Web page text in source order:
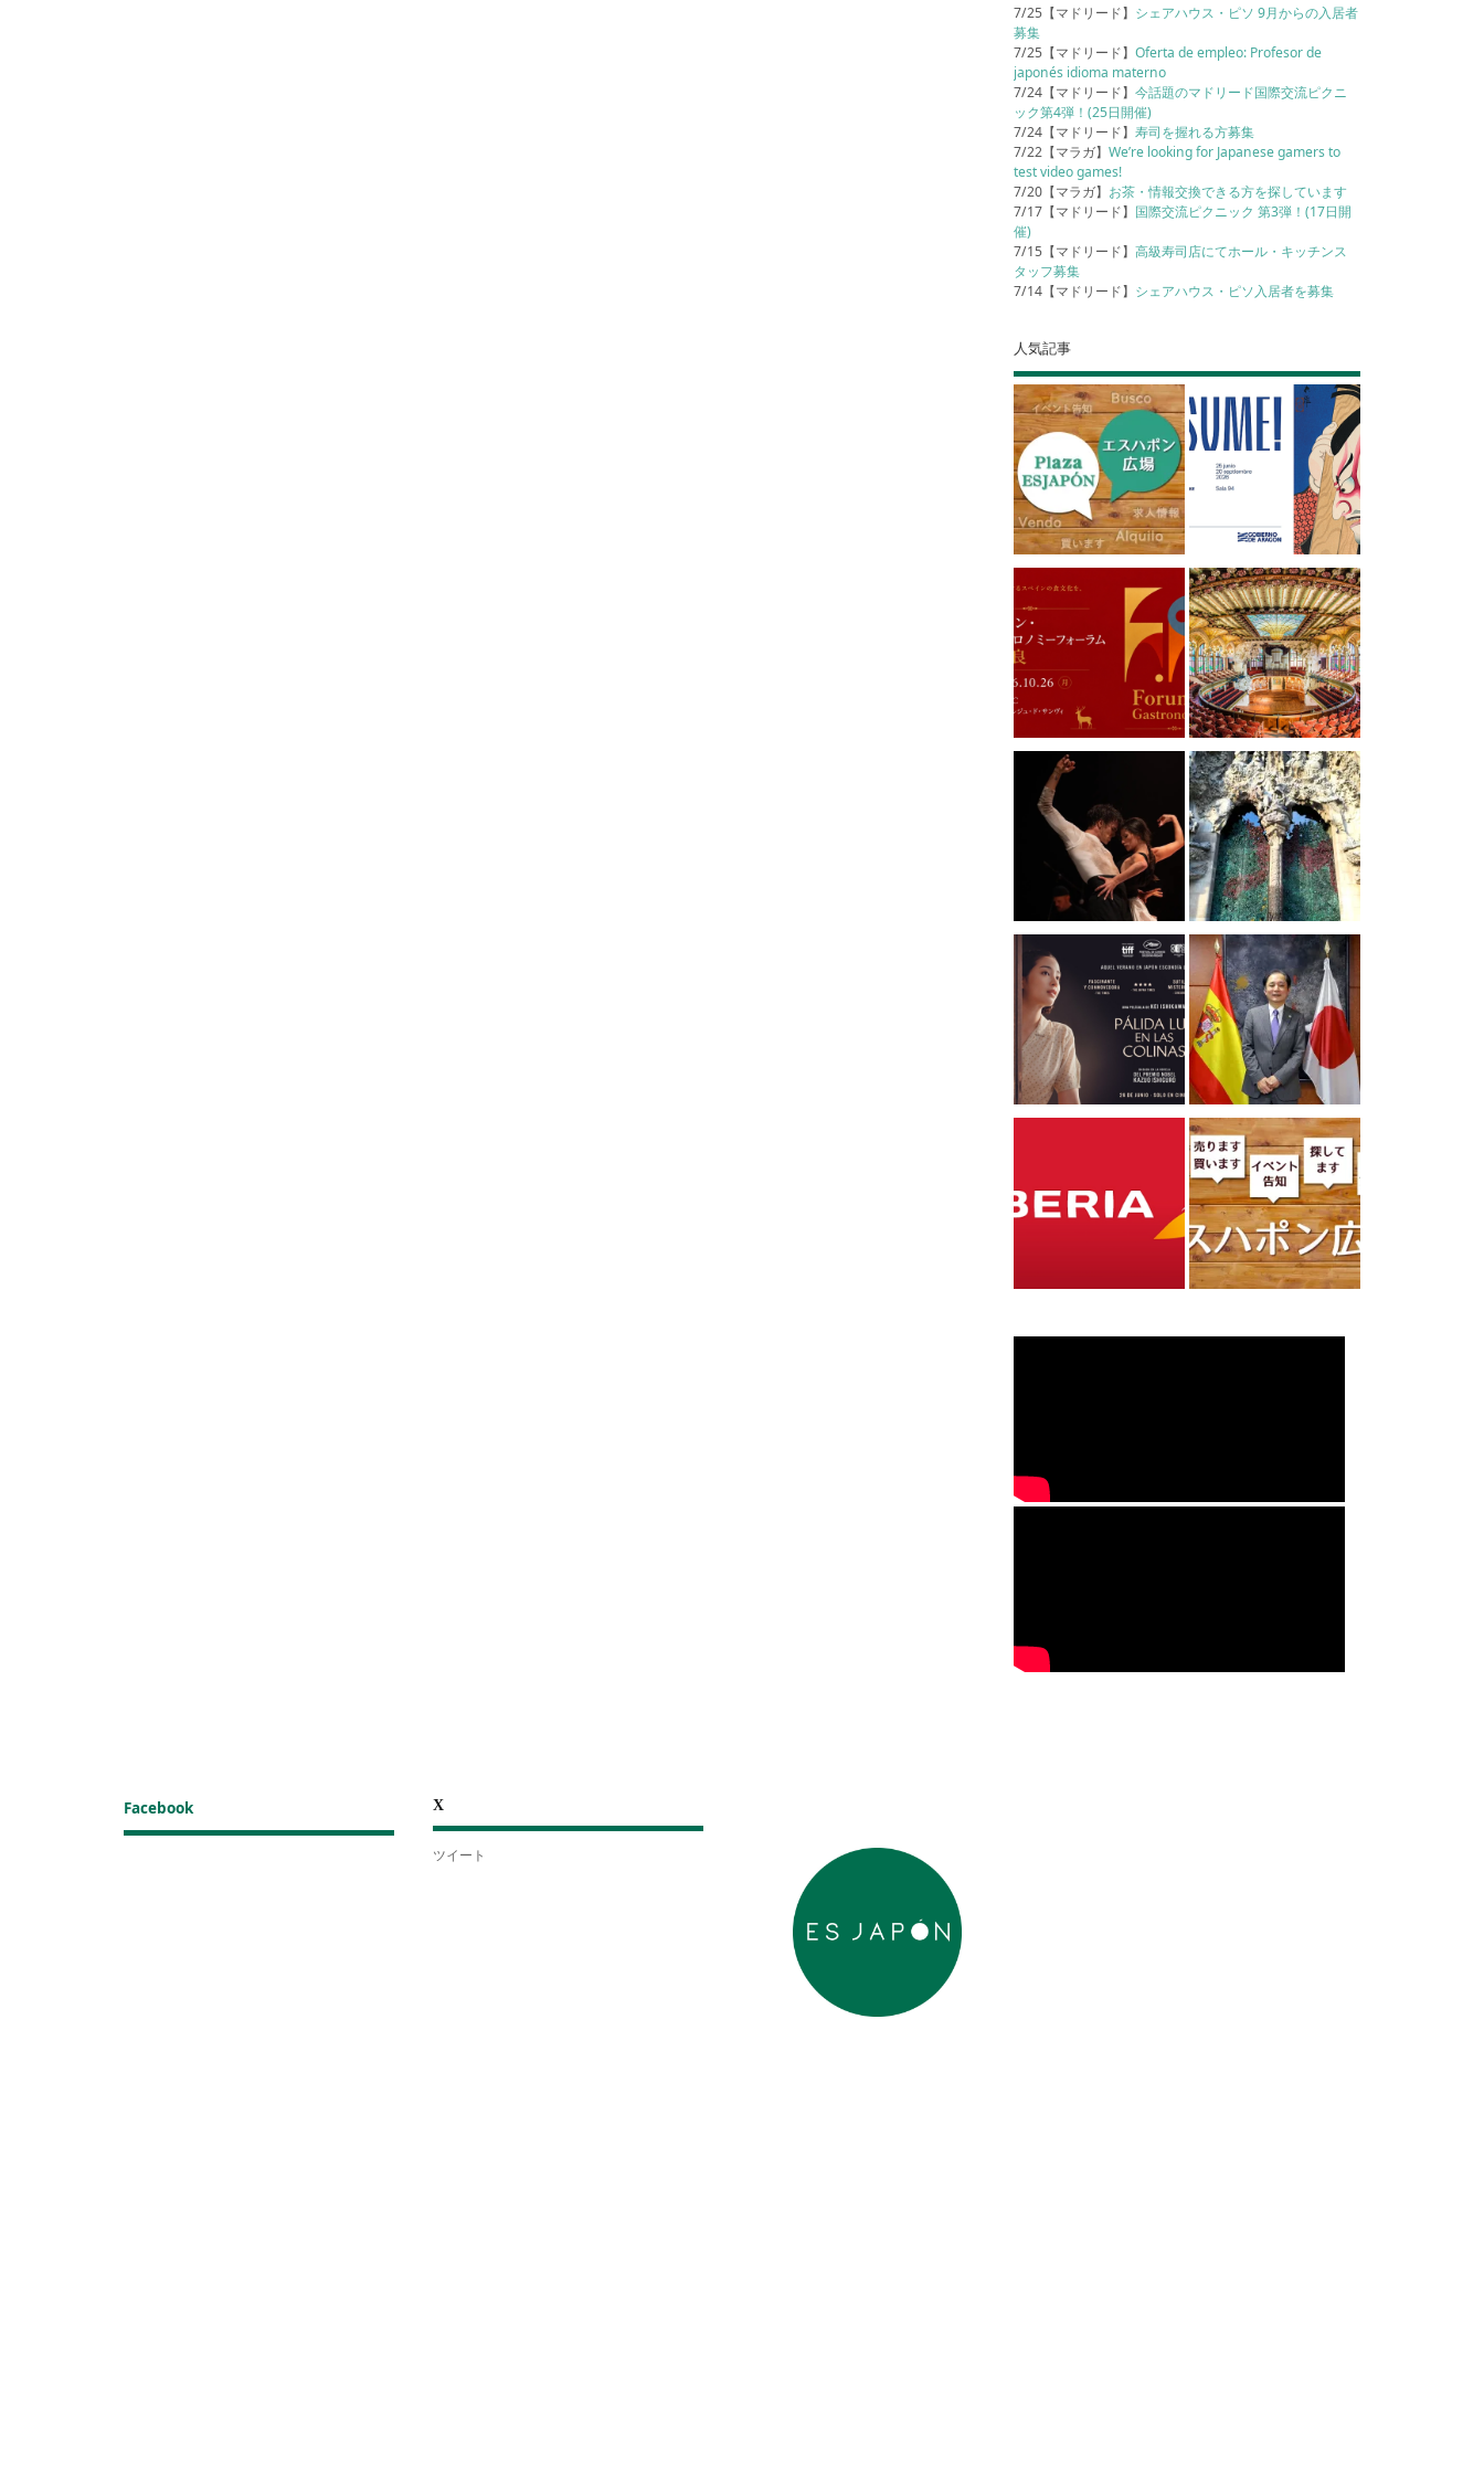
7/25【マドリード】 シェアハウス・ピソ 9月からの入居者
募集
7/25【マドリード】Oferta de empleo: Profesor de
japonés idioma materno
7/24【マドリード】今話題のマドリード国際交流ピクニ
ック第4弾！(25日開催)
7/24【マドリード】寿司を握れる方募集
7/22【マラガ】We’re looking for Japanese gamers to
test video games!
7/20【マラガ】 お茶・情報交換できる方を探しています
7/17【マドリード】 国際交流ピクニック 第3弾！(17日開
催)
7/15【マドリード】高級寿司店にてホール・キッチンス
タッフ募集
7/14【マドリード】 シェアハウス・ピソ入居者を募集
人気記事
Facebook X
ツイート